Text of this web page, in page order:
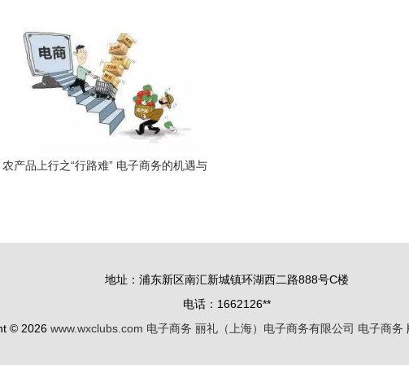
农产品上行之“行路难” 电子商务的机遇与
地址：浦东新区南汇新城镇环湖西二路888号C楼
电话：1662126**
© 2026 www.wxclubs.com 电子商务 丽礼（上海）电子商务有限公司 电子商务